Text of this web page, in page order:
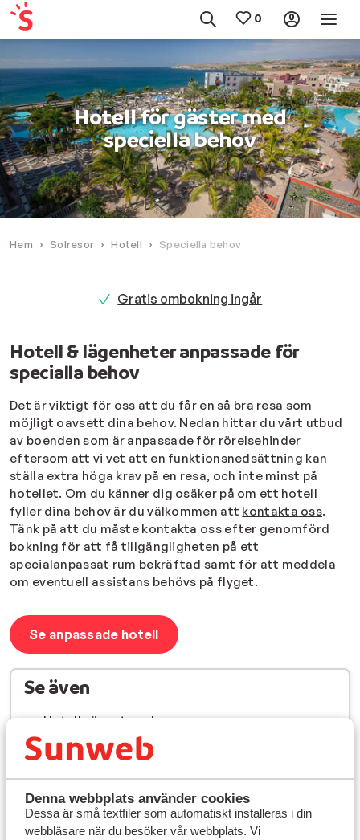
Denna webbplats använder cookies
Dessa är små textfiler som automatiskt installeras i din
webbläsare när du besöker vår webbplats. Vi
Hotell för gäster med
speciella behov
Hem Solresor Hotell Speciella behov
Gratis ombokning ingår
Hotell & lägenheter anpassade för
specialla behov
Det är viktigt för oss att du får en så bra resa som
möjligt oavsett dina behov. Nedan hittar du vårt utbud
av boenden som är anpassade för rörelsehinder
eftersom att vi vet att en funktionsnedsättning kan
ställa extra höga krav på en resa, och inte minst på
hotellet. Om du känner dig osäker på om ett hotell
fyller dina behov är du välkommen att kontakta oss.
Tänk på att du måste kontakta oss efter genomförd
bokning för att få tillgängligheten på ett
specialanpassat rum bekräftad samt för att meddela
om eventuell assistans behövs på flyget.
Se anpassade hotell
Se även
Hotell nära stranden
Alla våra all inclusive hotell
Semesterhus och villor